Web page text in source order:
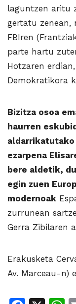
laguntzen aritu
gertatu zenean,
FBIren
parte hartu
Hotzaren
Demokratikora
Bizitza osoa
haurren
aldarrikatutako
ezarpena
bere aldetik,
egin zuen
modernoak
zurrunean
Gerra Zibilaren
Erakusketa
Av. Marceau-n)